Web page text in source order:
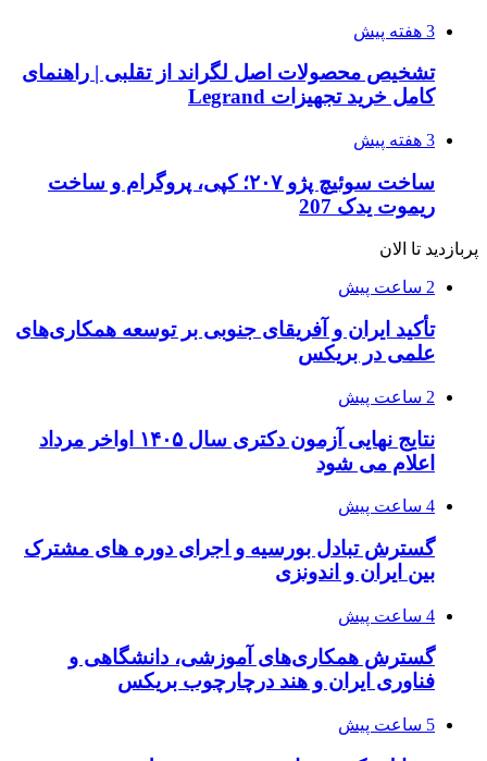
3 هفته پیش
تشخیص محصولات اصل لگراند از تقلبی | راهنمای
کامل خرید تجهیزات Legrand
3 هفته پیش
ساخت سوئیچ پژو ۲۰۷؛ کپی، پروگرام و ساخت
ریموت یدک 207
پربازدید تا الان
2 ساعت پیش
تأکید ایران و آفریقای جنوبی بر توسعه همکاری‌های
علمی در بریکس
2 ساعت پیش
نتایج نهایی آزمون دکتری سال ۱۴۰۵ اواخر مرداد
اعلام می شود
4 ساعت پیش
گسترش تبادل بورسیه و اجرای دوره های مشترک
بین ایران و اندونزی
4 ساعت پیش
گسترش همکاری‌های آموزشی، دانشگاهی و
فناوری ایران و هند درچارچوب بریکس
5 ساعت پیش